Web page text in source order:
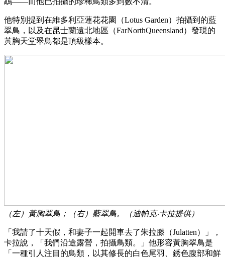
他特別提到在維多利亞蓮花花園（Lotus Garden）拍攝到的藍
翠鳥，以及在昆士蘭遠北地區（FarNorthQueensland）發現的
黃胸天堂翠鳥都是頂級樣本。
（左）黃胸翠鳥；（右）藍翠鳥。（迪帕克‧卡拉提供）
「我請了十天假，和妻子一起開車去了朱拉滕（Julatten）」，
卡拉說，「我們沿途露營，拍攝鳥類。」他形容黃胸翠鳥是
「一種引人注目的鳥類，以其修長的白色尾羽、銹色腹部和鮮